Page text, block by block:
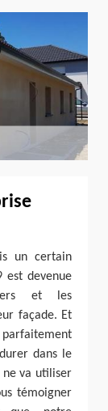
un certain
est devenue
et les
façade. Et
parfaitement
dans le
ne va utiliser
témoigner